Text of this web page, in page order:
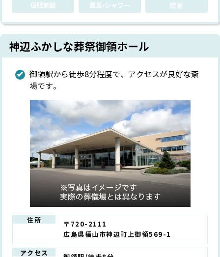
仮眠施設
風呂•シャワー 控室
神辺ふかしな葬祭御領ホール
御領駅から徒歩8分程度で、アクセスが良好な斎
場です。
住所
〒720-2111
広島県福山市神辺町上御領569-1
アクセス